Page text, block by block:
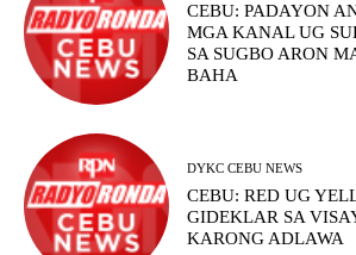
CEBU: PADAYON
MGA KANAL UG
SA SUGBO ARON
BAHA
DYKC CEBU NEWS
CEBU: RED UG
GIDEKLAR SA
KARONG ADLAWA